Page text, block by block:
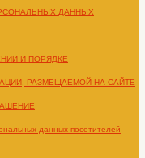
ДАННЫХ
И ПОРЯДКЕ
РАЗМЕЩАЕМОЙ НА САЙТЕ
данных посетителей